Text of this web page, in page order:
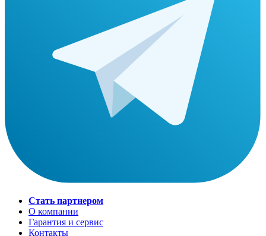
Стать партнером
О компании
Гарантия и сервис
Контакты